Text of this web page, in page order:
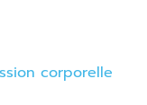
corporelle